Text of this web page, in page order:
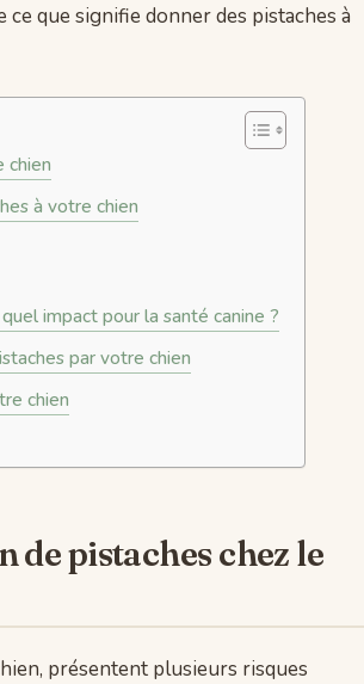
que signifie donner des pistaches à
chien
à votre chien
impact pour la santé canine ?
par votre chien
chien
de pistaches chez le
présentent plusieurs risques